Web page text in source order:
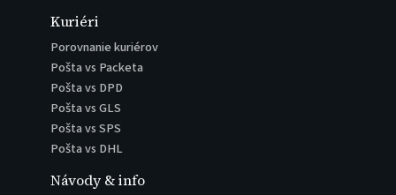
Kuriéri
Porovnanie kuriérov
Pošta vs Packeta
Pošta vs DPD
Pošta vs GLS
Pošta vs SPS
Pošta vs DHL
Návody & info